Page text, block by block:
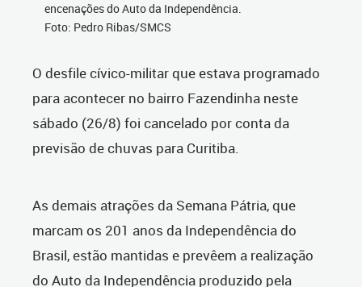
encenações do Auto da Independência.
Foto: Pedro Ribas/SMCS
O desfile cívico-militar que estava programado
para acontecer no bairro Fazendinha neste
sábado (26/8) foi cancelado por conta da
previsão de chuvas para Curitiba.
As demais atrações da Semana Pátria, que
marcam os 201 anos da Independência do
Brasil, estão mantidas e prevêem a realização
do Auto da Independência produzido pela